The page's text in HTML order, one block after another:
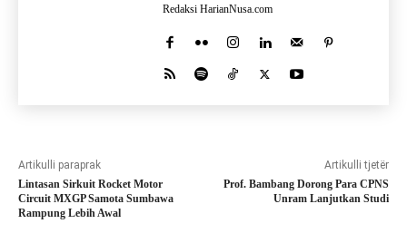
Redaksi HarianNusa.com
Artikulli paraprak
Lintasan Sirkuit Rocket Motor
Circuit MXGP Samota Sumbawa
Rampung Lebih Awal
Artikulli tjetër
Prof. Bambang Dorong Para CPNS
Unram Lanjutkan Studi